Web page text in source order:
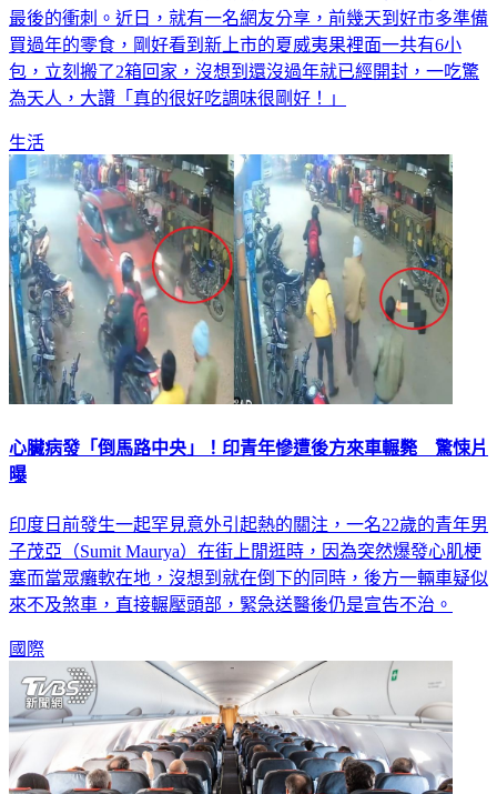
最後的衝刺。近日，就有一名網友分享，前幾天到好市多準備
買過年的零食，剛好看到新上市的夏威夷果裡面一共有6小
包，立刻搬了2箱回家，沒想到還沒過年就已經開封，一吃驚
為天人，大讚「真的很好吃調味很剛好！」
生活
心臟病發「倒馬路中央」！印青年慘遭後方來車輾斃 驚悚片
曝
印度日前發生一起罕見意外引起熱的關注，一名22歲的青年男
子茂亞（Sumit Maurya）在街上閒逛時，因為突然爆發心肌梗
塞而當眾癱軟在地，沒想到就在倒下的同時，後方一輛車疑似
來不及煞車，直接輾壓頭部，緊急送醫後仍是宣告不治。
國際